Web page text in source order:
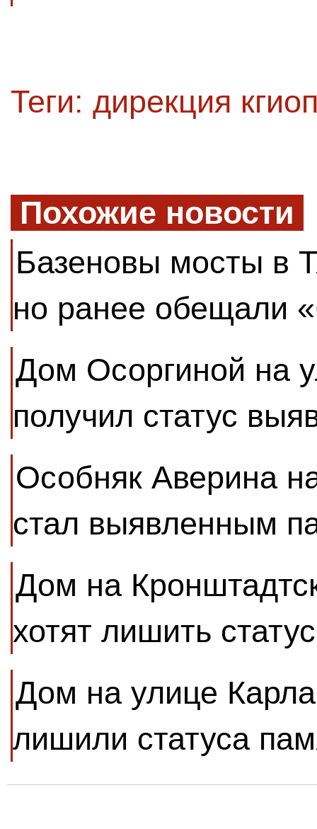
Теги: дирекция
Похожие новости
Базеновы мосты в
но ранее обещали
Дом Осоргиной на
получил статус
Особняк Аверина
стал выявленным
Дом на
хотят лишить
Дом на улице
лишили статуса